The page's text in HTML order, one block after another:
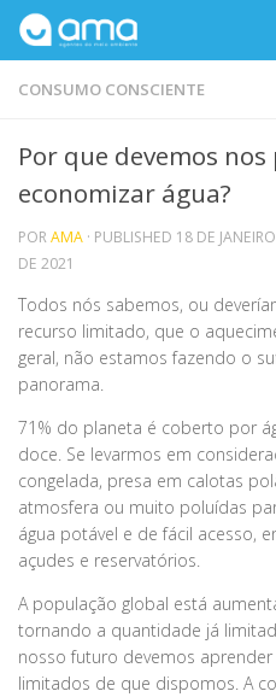
Skip to content
CONSUMO CONSCIENTE
Por que devemos
economizar água?
PORAMA · PUBLISHED 18 DE
DE 2021
Todos nós sabemos, ou
recurso limitado, que o
geral, não estamos fazendo o
panorama.
71% do planeta é coberto por
doce. Se levarmos em
congelada, presa em calotas
atmosfera ou muito poluídas
água potável e de fácil acesso,
açudes e reservatórios.
A população global está
tornando a quantidade já
nosso futuro devemos
limitados de que dispomos. A